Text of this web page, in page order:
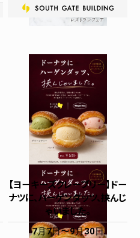
【ヨーキーズクレープリー】ドー
ナツに、ハーゲンダッツ、挟んじ
ゃいました。
7月7日 9月30日